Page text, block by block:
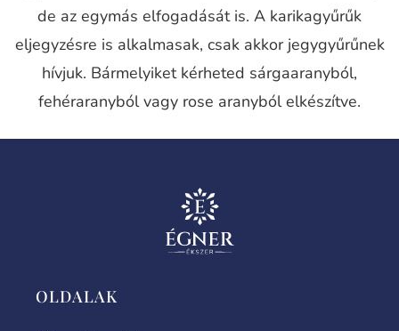
de az egymás elfogadását is. A karikagyűrűk
eljegyzésre is alkalmasak, csak akkor jegygyűrűnek
hívjuk. Bármelyiket kérheted sárgaaranyból,
fehéraranyból vagy rose aranyból elkészítve.
OLDALAK